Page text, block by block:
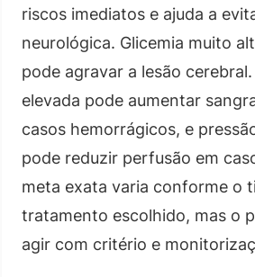
riscos imediatos e ajuda a
neurológica. Glicemia muito
pode agravar a lesão
elevada pode aumentar
casos hemorrágicos, e
pode reduzir perfusão em
meta exata varia conforme o
tratamento escolhido, mas o
agir com critério e